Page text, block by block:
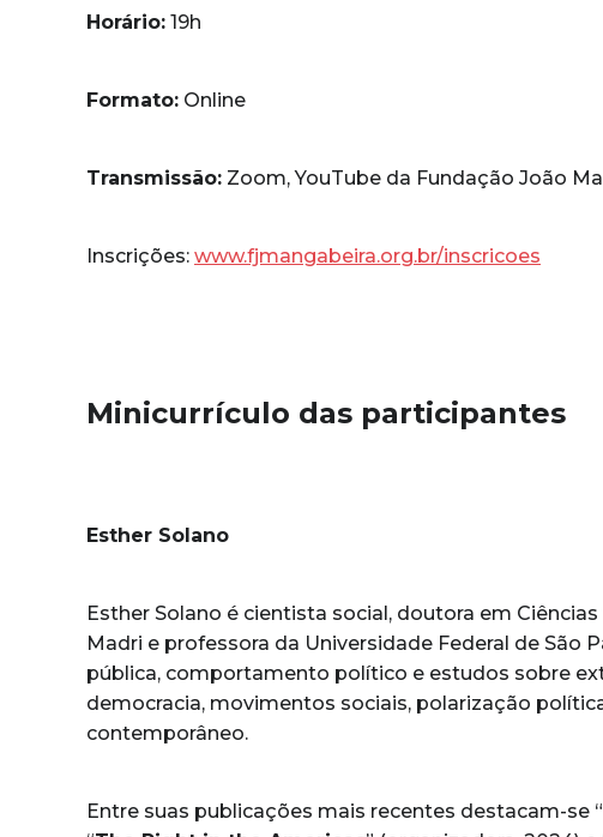
Horário: 19h
Formato: Online
Transmissão: Zoom, YouTube da Fundação João
Inscrições: www.fjmangabeira.org.br/inscricoes
Minicurrículo das participantes
Esther Solano
Esther Solano é cientista social, doutora em
Madri e professora da Universidade Federal de São
pública, comportamento político e estudos sobre
democracia, movimentos sociais, polarização
contemporâneo.
Entre suas publicações mais recentes destacam-se “